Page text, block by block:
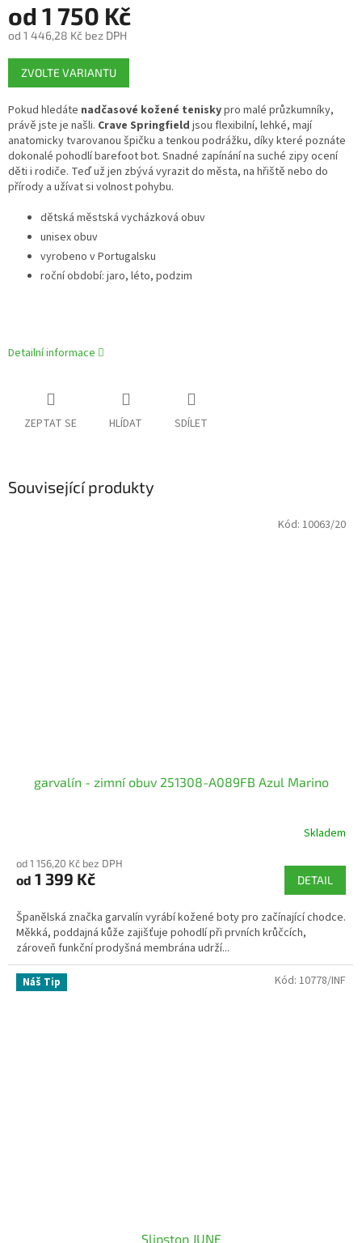
od 1 750 Kč
od 1 446,28 Kč bez DPH
Měrná
cena:
ZVOLTE VARIANTU
Pokud hledáte nadčasové kožené teniskypro malé průzkumníky,
právě jste je našli. Crave Springfield jsou flexibilní, lehké, mají
anatomicky tvarovanou špičku a tenkou podrážku, díky které poznáte
dokonalé pohodlí barefoot bot. Snadné zapínání na suché zipy ocení
děti i rodiče. Teď už jen zbývá vyrazit do města, na hřiště nebo do
přírody a užívat si volnost pohybu.
dětská městská vycházková obuv
unisex obuv
vyrobeno v Portugalsku
roční období: jaro, léto, podzim
Detailní informace
ZEPTAT SE HLÍDAT SDÍLET
Související produkty
garvalín - zimní obuv 251308-A089FB Azul Marino
Skladem
od 1 156,20 Kč bez DPH
od 1 399 Kč DETAIL
Španělská značka garvalín vyrábí kožené boty pro začínající chodce.
Měkká, poddajná kůže zajišťuje pohodlí při prvních krůčcích,
zároveň funkční prodyšná membrána udrží...
Kód: 10063/20
Náš Tip
Slipstop JUNE
Kód: 10778/INF